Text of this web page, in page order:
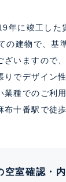
年に竣工した
の建物で、基
ざいますので
りでデザイン
業種でのご利
布十番駅で徒
室確認・